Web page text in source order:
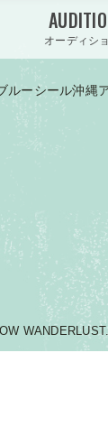
オーディシ
ルーシール沖縄
WANDERLUST.